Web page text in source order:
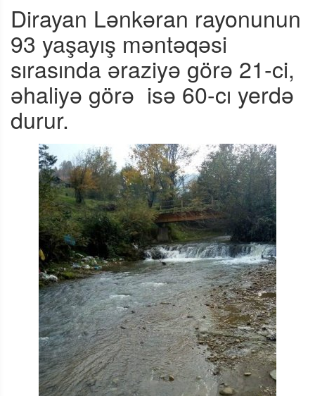
Dirayan Lənkəran rayonunun
93 yaşayış məntəqəsi
sırasında əraziyə görə 21-ci,
əhaliyə görə isə 60-cı yerdə
durur.